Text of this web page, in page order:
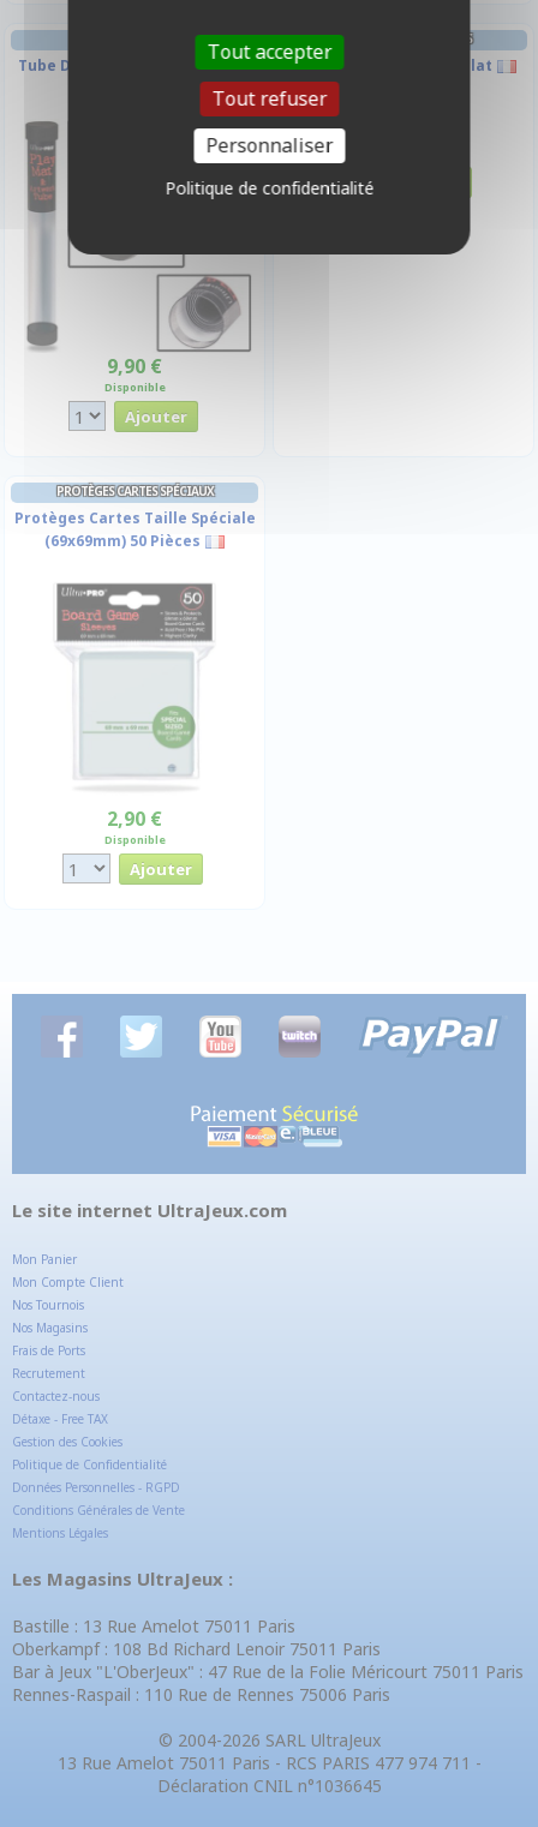
Tube De Protection Pour Tapis
9,90 €
Disponible
FRIANDISES & BOISSONS
Friandise - Barre Chocolat
PROTÈGES CARTES SPÉCIAUX
Protèges Cartes Taille Spéciale
(69x69mm) 50 Pièces
2,90 €
Disponible
Le site internet UltraJeux.com
Mon Panier
Mon Compte Client
Nos Tournois
Nos Magasins
Frais de Ports
Recrutement
Contactez-nous
Détaxe - Free TAX
Gestion des Cookies
Politique de Confidentialité
Données Personnelles - RGPD
Conditions Générales de Vente
Mentions Légales
Les Magasins UltraJeux :
Bastille : 13 Rue Amelot 75011 Paris
Oberkampf : 108 Bd Richard Lenoir 75011 Paris
Bar à Jeux "L'OberJeux" : 47 Rue de la Folie Méricourt 75011 Paris
Rennes-Raspail : 110 Rue de Rennes 75006 Paris
© 2004-2026 SARL UltraJeux
13 Rue Amelot 75011 Paris - RCS PARIS 477 974 711 -
Déclaration CNIL n°1036645
Tout accepter
Tout refuser
Personnaliser
Politique de confidentialité